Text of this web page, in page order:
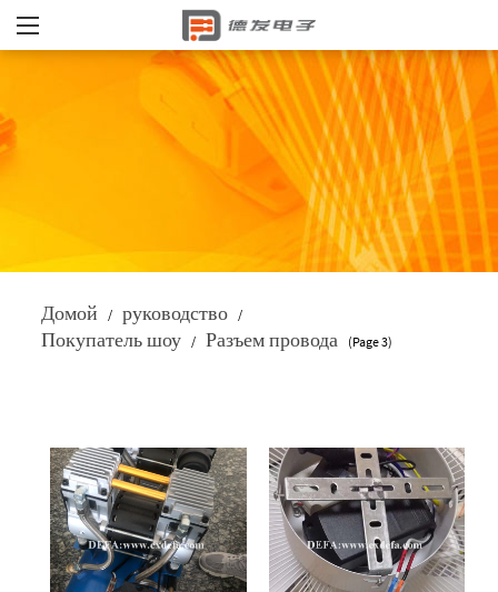
Домой / руководство /
Покупатель шоу / Разъем провода (Page 3)